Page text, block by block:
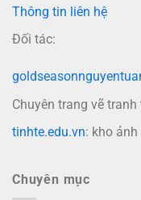
Thông tin liên hệ
Đối tác:
Chuyên trang vẽ tranh
tinhte.edu.vn: kho
Chuyên mục